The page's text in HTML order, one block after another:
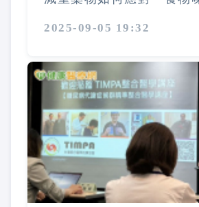
2025-09-05 19:32